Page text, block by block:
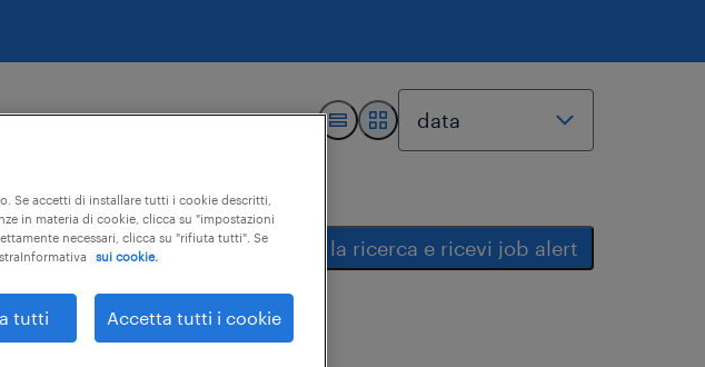
salva la ricerca e ricevi job alert
Se accetti di installare tutti i cookie descritti,
in materia di cookie, clicca su "impostazioni
necessari, clicca su "rifiuta tutti". Se
sui cookie.
tutti Accetta tutti i cookie